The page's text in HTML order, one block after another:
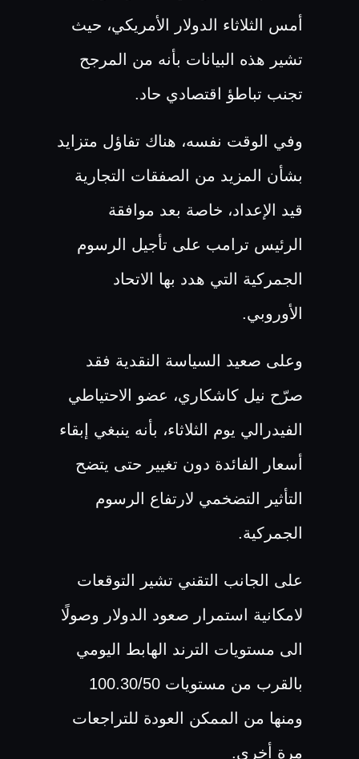
أمس الثلاثاء الدولار الأمريكي، حيث
تشير هذه البيانات بأنه من المرجح
تجنب تباطؤ اقتصادي حاد.
وفي الوقت نفسه، هناك تفاؤل متزايد
بشأن المزيد من الصفقات التجارية
قيد الإعداد، خاصة بعد موافقة
الرئيس ترامب على تأجيل الرسوم
الجمركية التي هدد بها الاتحاد
الأوروبي.
وعلى صعيد السياسة النقدية فقد
صرّح نيل كاشكاري، عضو الاحتياطي
الفيدرالي يوم الثلاثاء، بأنه ينبغي إبقاء
أسعار الفائدة دون تغيير حتى يتضح
التأثير التضخمي لارتفاع الرسوم
الجمركية.
على الجانب التقني تشير التوقعات
لامكانية استمرار صعود الدولار وصولًا
الى مستويات الترند الهابط اليومي
بالقرب من مستويات 100.30/50
ومنها من الممكن العودة للتراجعات
مرة أخرى.